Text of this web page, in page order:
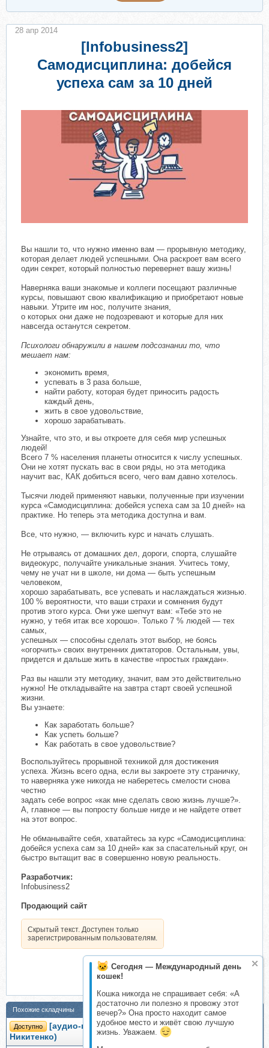
Сегодня — Международный день
кошек!
Кошка никогда не спрашивает себя: «А
достаточно ли полезно я провожу этот
вечер?» Она просто находит самое
удобное место и живёт свою лучшую
жизнь. Уважаем.
[Infobusiness2]
Самодисциплина: добейся
успеха сам за 10 дней
Вы нашли то, что нужно именно вам — прорывную методику,
которая делает людей успешными. Она раскроет вам всего
один секрет, который полностью перевернет вашу жизнь!
Наверняка ваши знакомые и коллеги посещают различные
курсы, повышают свою квалификацию и приобретают новые
навыки. Утрите им нос, получите знания,
о которых они даже не подозревают и которые для них
навсегда останутся секретом.
Психологи обнаружили в нашем подсознании то, что
мешает нам:
экономить время,
успевать в 3 раза больше,
найти работу, которая будет приносить радость
каждый день,
жить в свое удовольствие,
хорошо зарабатывать.
Узнайте, что это, и вы откроете для себя мир успешных
людей!
Всего 7 % населения планеты относится к числу успешных.
Они не хотят пускать вас в свои ряды, но эта методика
научит вас, КАК добиться всего, чего вам давно хотелось.
Тысячи людей применяют навыки, полученные при изучении
курса «Самодисциплина: добейся успеха сам за 10 дней» на
практике. Но теперь эта методика доступна и вам.
Все, что нужно, — включить курс и начать слушать.
Не отрываясь от домашних дел, дороги, спорта, слушайте
видеокурс, получайте уникальные знания. Учитесь тому,
чему не учат ни в школе, ни дома — быть успешным
человеком,
хорошо зарабатывать, все успевать и наслаждаться жизнью.
100 % вероятности, что ваши страхи и сомнения будут
против этого курса. Они уже шепчут вам: «Тебе это не
нужно, у тебя итак все хорошо». Только 7 % людей — тех
самых,
успешных — способны сделать этот выбор, не боясь
«огорчить» своих внутренних диктаторов. Остальным, увы,
придется и дальше жить в качестве «простых граждан».
Раз вы нашли эту методику, значит, вам это действительно
нужно! Не откладывайте на завтра старт своей успешной
жизни.
Вы узнаете:
Как заработать больше?
Как успеть больше?
Как работать в свое удовольствие?
Воспользуйтесь прорывной техникой для достижения
успеха. Жизнь всего одна, если вы закроете эту страничку,
то наверняка уже никогда не наберетесь смелости снова
честно
задать себе вопрос «как мне сделать свою жизнь лучше?».
А, главное — вы попросту больше нигде и не найдете ответ
на этот вопрос.
Не обманывайте себя, хватайтесь за курс «Самодисциплина:
добейся успеха сам за 10 дней» как за спасательный круг, он
быстро вытащит вас в совершенно новую реальность.
Разработчик:
Infobusiness2
Продающий сайт
Скрытый текст. Доступен только
зарегистрированным пользователям.
28 апр 2014
Похожие складчины
Доступно
[аудио-гипноз.рф] Добейся успеха (Николай
Никитенко)